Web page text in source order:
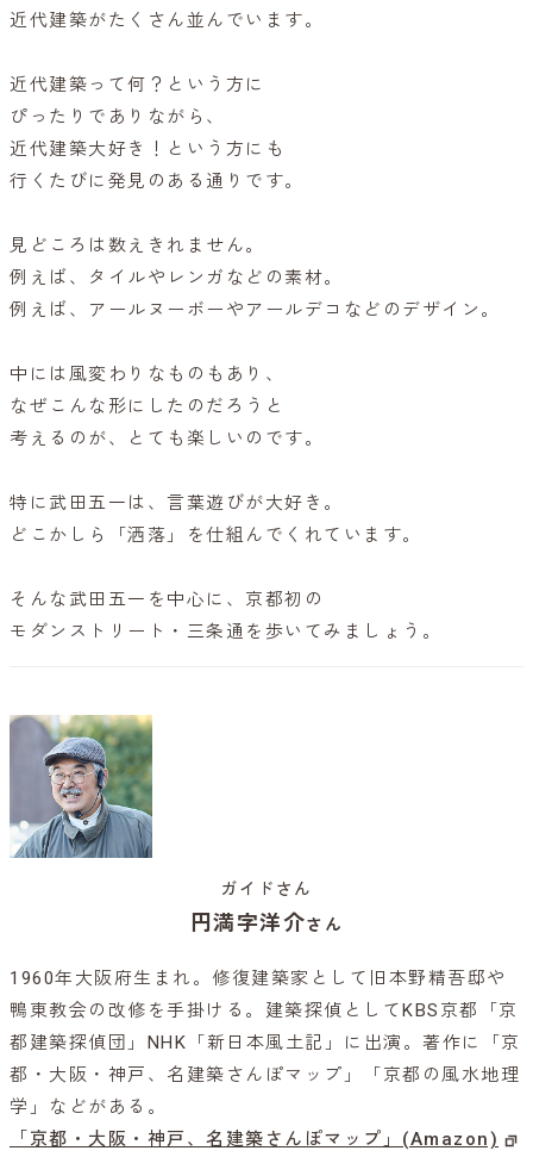
近代建築がたくさん並んでいます。
近代建築って何？という方に
ぴったりでありながら、
近代建築大好き！という方にも
行くたびに発見のある通りです。
見どころは数えきれません。
例えば、タイルやレンガなどの素材。
例えば、アールヌーボーやアールデコなどのデザイン。
中には風変わりなものもあり、
なぜこんな形にしたのだろうと
考えるのが、とても楽しいのです。
特に武田五一は、言葉遊びが大好き。
どこかしら「洒落」を仕組んでくれています。
そんな武田五一を中心に、京都初の
モダンストリート・三条通を歩いてみましょう。
ガイドさん
円満字洋介さん
1960年大阪府生まれ。修復建築家として旧本野精吾邸や
鴨東教会の改修を手掛ける。建築探偵としてKBS京都「京
都建築探偵団」NHK「新日本風土記」に出演。著作に「京
都・大阪・神戸、名建築さんぽマップ」「京都の風水地理
学」などがある。
「京都・大阪・神戸、名建築さんぽマップ」(Amazon)